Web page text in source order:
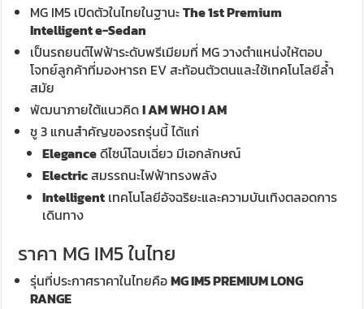
MG IM5 เปิดตัวในไทยในฐานะThe 1st Premium
Intelligent e-Sedan
เป็นรถยนต์ไฟฟ้าระดับพรีเมียมที่ MG วางตำแหน่งให้ตอบ
โจทย์ลูกค้าที่มองหารถ EV สะท้อนตัวตนและใช้เทคโนโลยีล้ำ
สมัย
พัฒนาภายใต้แนวคิดI AM WHO I AM
ชู 3 แกนสำคัญของรถรุ่นนี้ ได้แก่
Eleganceดีไซน์โฉบเฉี่ยว มีเอกลักษณ์
Electricสมรรถนะไฟฟ้าทรงพลัง
Intelligent เทคโนโลยีอัจฉริยะและความบันเทิงตลอดการ
เดินทาง
ราคา MG IM5 ในไทย
รุ่นที่ประกาศราคาในไทยคือMG IM5 PREMIUM LONG
RANGE